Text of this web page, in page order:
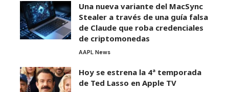
Una nueva variante del MacSync
Stealer a través de una guía falsa
de Claude que roba credenciales
de criptomonedas
AAPL News
Hoy se estrena la 4ª temporada
de Ted Lasso en Apple TV